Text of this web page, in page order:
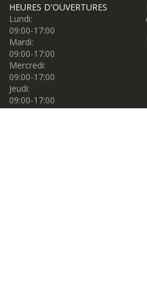
HEURES D'OUVERTURES
Lundi:
09:00-17:00
Mardi:
09:00-17:00
Mercredi:
09:00-17:00
Jeudi:
09:00-17:00
Vendredi: